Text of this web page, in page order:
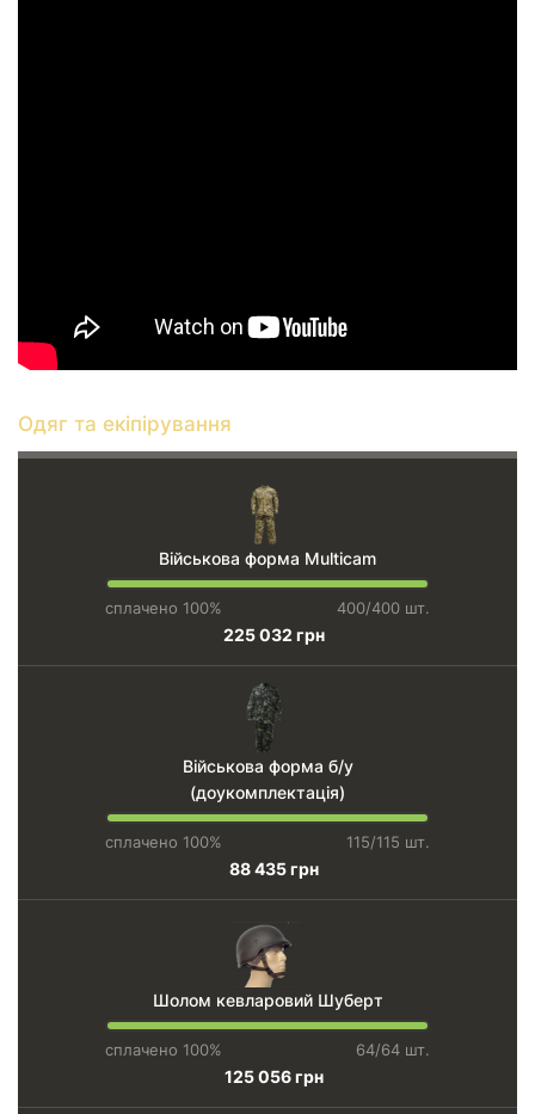
Одяг та екіпірування
Військова форма Multicam
сплачено 100% 400/400 шт.
225 032 грн
Військова форма б/у
(доукомплектація)
сплачено 100% 115/115 шт.
88 435 грн
Шолом кевларовий Шуберт
сплачено 100% 64/64 шт.
125 056 грн